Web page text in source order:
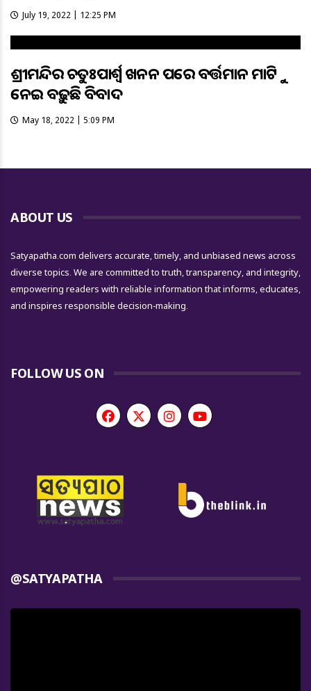
July 19, 2022 | 12:25 PM
ଶ୍ରୀମନ୍ଦିର ଚତୁଃପାର୍ଶ୍ୱ ଖନନ ପରେ ବର୍ତ୍ତମାନ ମାଟିକୁ
ନେଇ ବଢ଼ୁଛି ବିବାଦ
May 18, 2022 | 5:09 PM
ABOUT US
Satyapatha.com delivers accurate, timely, and unbiased news across
diverse topics. We are committed to truth, transparency, and integrity,
empowering readers with reliable information that informs, educates,
and inspires responsible decision-making.
FOLLOW US ON
@SATYAPATHA